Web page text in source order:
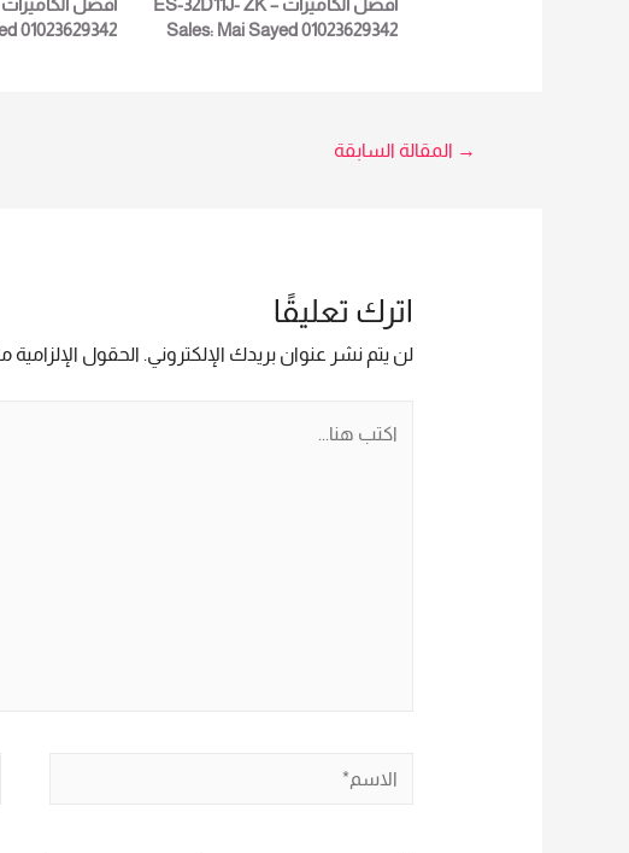
أفضل الكاميرات ES-32D11J- ZK –
Sales: Mai Sayed 01023629342
01023629342
تصفّح
→ المقالة السابقة
اترك تعليقًا
لن يتم نشر عنوان بريدك الإلكتروني. الحقول الإلزامية
الاسم*